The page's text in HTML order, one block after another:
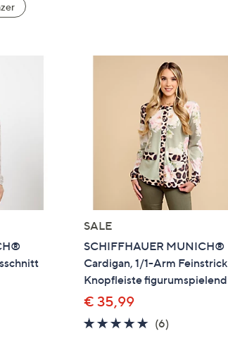
SALE
SCHIFFHAUER MUNICH®
Cardigan, 1/1-Arm Feinstrick
Knopfleiste figurumspielend
€ 35,99
4.7
(6)